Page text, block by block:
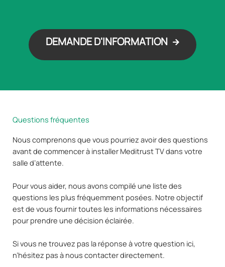
DEMANDE D'INFORMATION
Questions fréquentes
Nous comprenons que vous pourriez avoir des questions
avant de commencer à installer Meditrust TV dans votre
salle d’attente.
Pour vous aider, nous avons compilé une liste des
questions les plus fréquemment posées. Notre objectif
est de vous fournir toutes les informations nécessaires
pour prendre une décision éclairée.
Si vous ne trouvez pas la réponse à votre question ici,
n’hésitez pas à nous contacter directement.